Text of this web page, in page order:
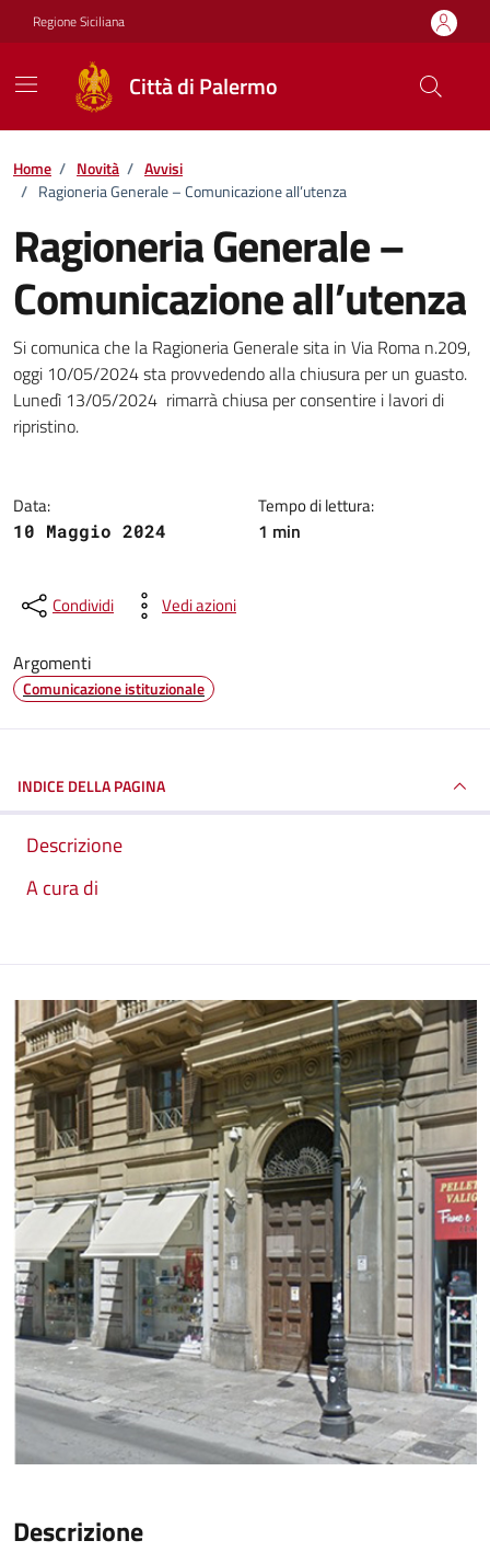
Vai ai contenuti
Vai al footer
Regione Siciliana
Città di Palermo
Home / Novità / Avvisi
/ Ragioneria Generale – Comunicazione all’utenza
Ragioneria Generale –
Comunicazione all’utenza
Dettagli della notizia
Si comunica che la Ragioneria Generale sita in Via Roma n.209,
oggi 10/05/2024 sta provvedendo alla chiusura per un guasto.
Lunedì 13/05/2024 rimarrà chiusa per consentire i lavori di
ripristino.
Data:
10 Maggio 2024
Tempo di lettura:
1 min
Condividi Vedi azioni
Argomenti
Comunicazione istituzionale
INDICE DELLA PAGINA
Descrizione
A cura di
Descrizione